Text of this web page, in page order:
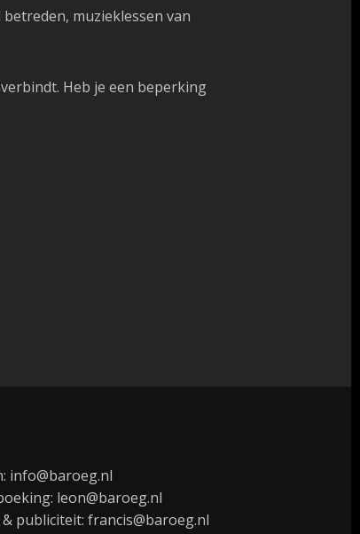
muzieklessen van
Heb je een beperking
info@baroeg.nl
leon@baroeg.nl
publiciteit: francis@baroeg.nl